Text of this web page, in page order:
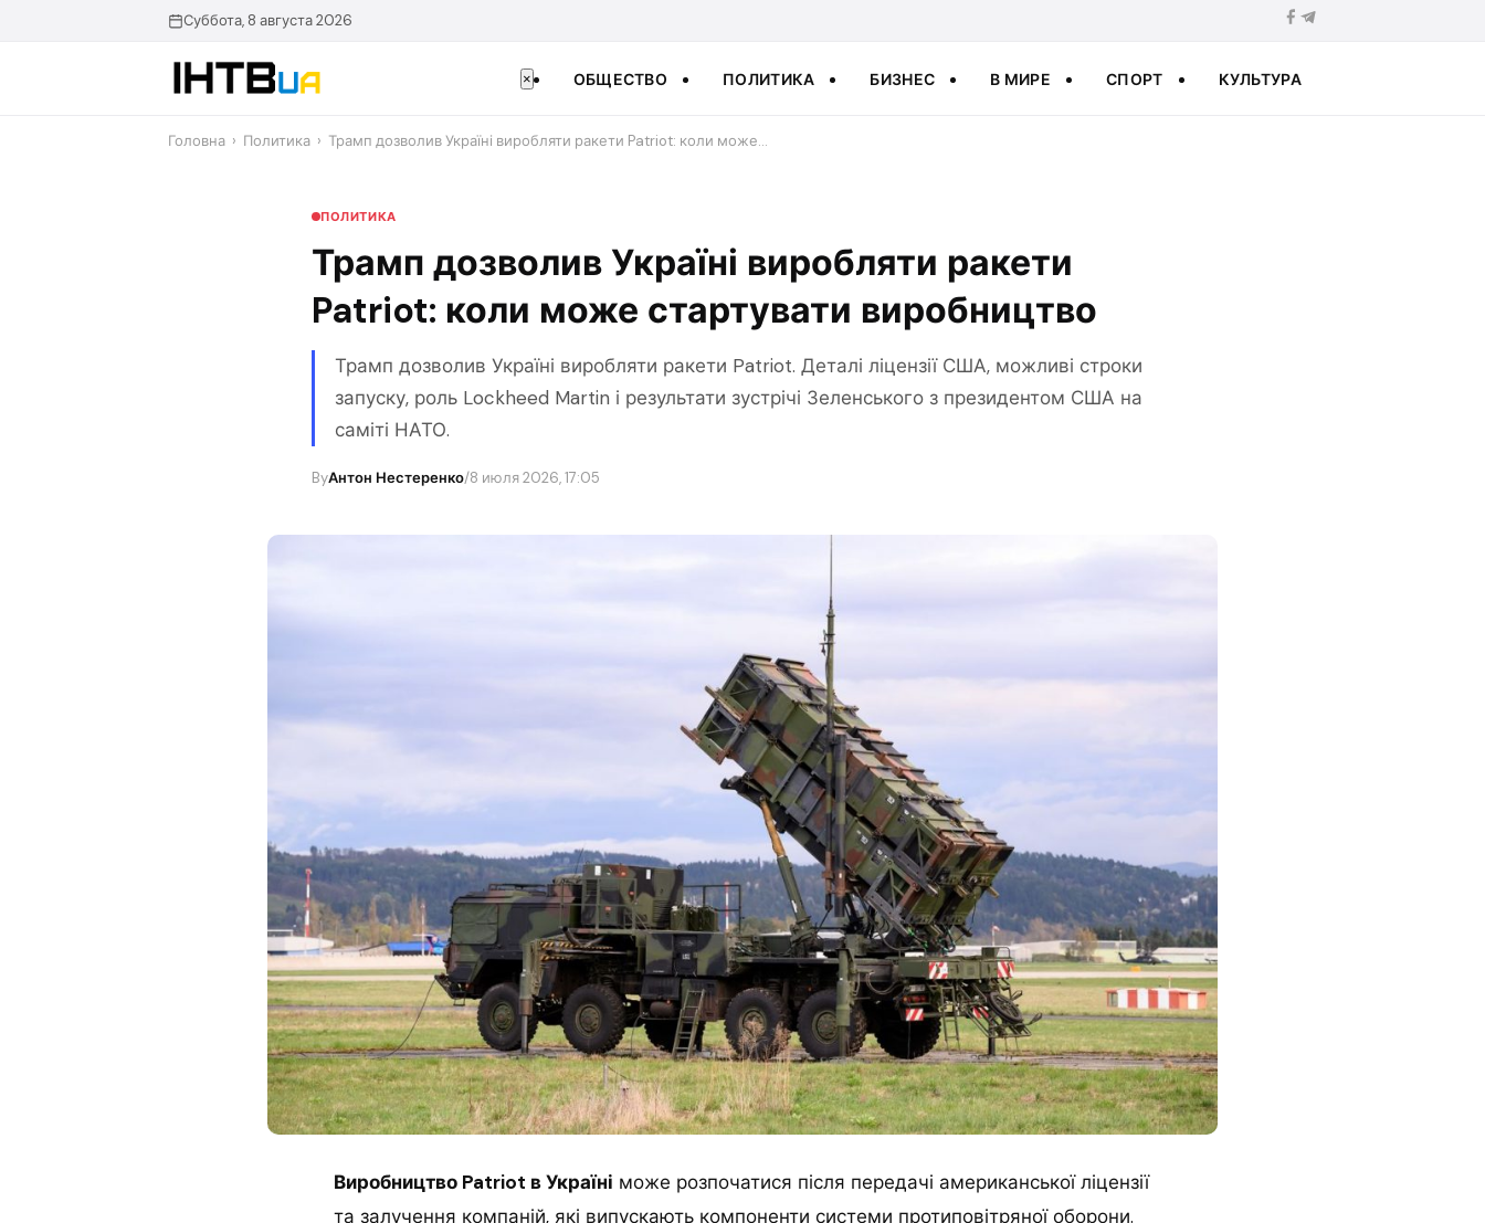
Суббота, 8 августа 2026
× ОБЩЕСТВО ПОЛИТИКА БИЗНЕС В МИРЕ СПОРТ КУЛЬТУРА
Головна › Политика › Трамп дозволив Україні виробляти ракети Patriot: коли може…
ПОЛИТИКА
Трамп дозволив Україні виробляти ракети
Patriot: коли може стартувати виробництво
Трамп дозволив Україні виробляти ракети Patriot. Деталі ліцензії США, можливі строки
запуску, роль Lockheed Martin і результати зустрічі Зеленського з президентом США на
саміті НАТО.
ByАнтон Нестеренко/8 июля 2026, 17:05
Виробництво Patriot в Україні може розпочатися після передачі американської ліцензії
та залучення компаній, які випускають компоненти системи протиповітряної оборони.